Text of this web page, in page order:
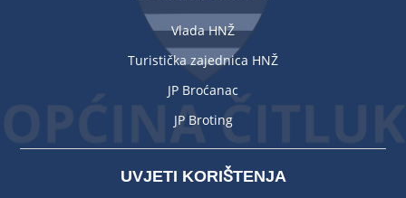
Vlada HNŽ
Turistička zajednica HNŽ
JP Broćanac
JP Broting
UVJETI KORIŠTENJA